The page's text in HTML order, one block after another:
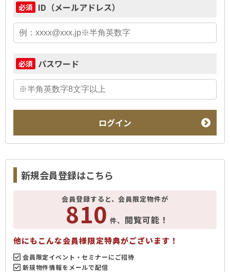
必須 ID（メールアドレス）
必須 パスワード
ログイン
新規会員登録はこちら
会員登録すると、会員限定物件が
810 件、 閲覧可能！
他にもこんな会員様限定特典がございます！
会員限定イベント・セミナーにご招待
新規物件情報をメールで配信